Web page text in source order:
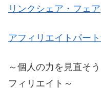
リンクシェア・フェア
アフィリエイトパー
～個人の力を見直そ
フィリエイト～